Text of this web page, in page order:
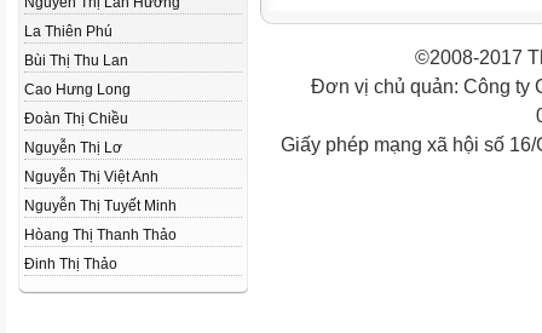
La Thiên Phú
Bùi Thị Thu Lan
Cao Hưng Long
Đoàn Thị Chiều
Nguyễn Thị Lơ
Nguyễn Thị Việt Anh
Nguyễn Thị Tuyết Minh
Hòang Thị Thanh Thảo
Đinh Thị Thảo
©2008-2017
Đơn vị chủ quản: Công ty
Giấy phép mạng xã hội số